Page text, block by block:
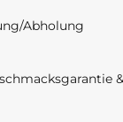
Abholung